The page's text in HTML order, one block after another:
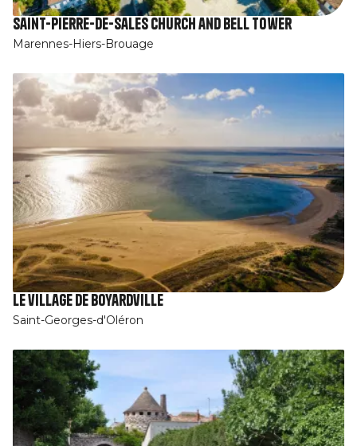
Saint-Pierre-de-Sales church and bell tower
Marennes-Hiers-Brouage
Le village de Boyardville
Saint-Georges-d'Oléron